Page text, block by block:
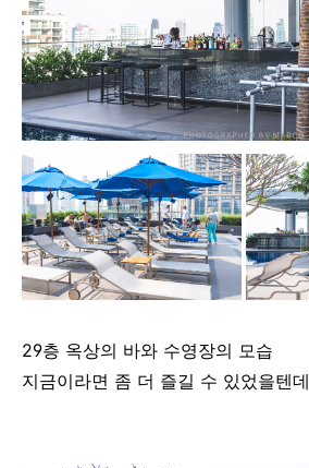
29층 옥상의 바와 수영장의 모습
지금이라면 좀 더 즐길 수 있었을텐데